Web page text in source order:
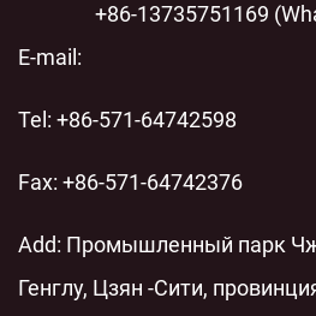
+86-13735751169
E-mail:
Tel: +86-571-64742598
Fax: +86-571-64742376
Add: Промышленный парк
Генглу, Цзян -Сити,